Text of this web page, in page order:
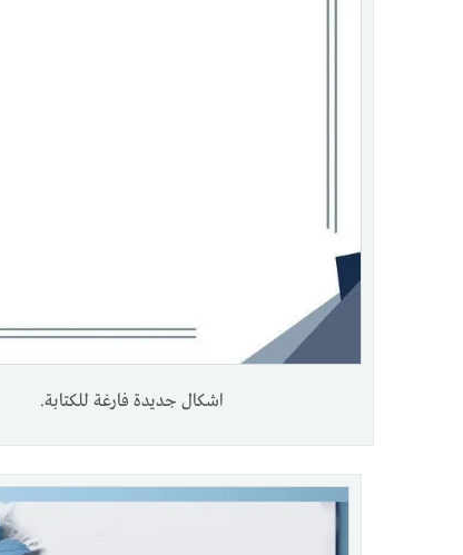
اشكال جديدة فارغة للكتابة.